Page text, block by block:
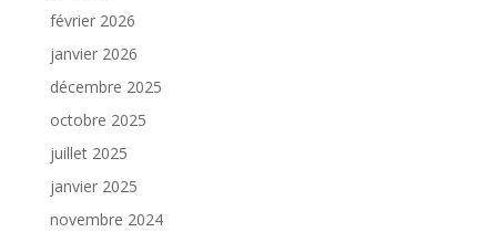
février 2026
janvier 2026
décembre 2025
octobre 2025
juillet 2025
janvier 2025
novembre 2024